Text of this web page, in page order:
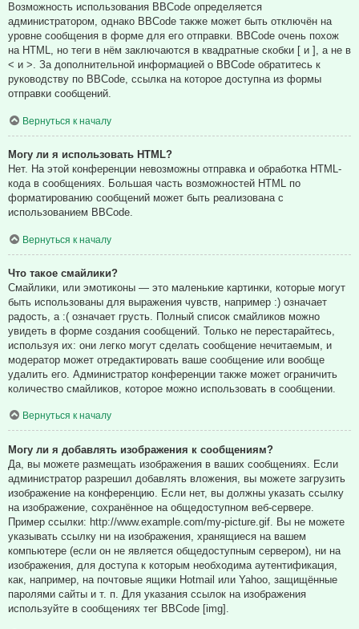
Возможность использования BBCode определяется
администратором, однако BBCode также может быть отключён на
уровне сообщения в форме для его отправки. BBCode очень похож
на HTML, но теги в нём заключаются в квадратные скобки [ и ], а не в
< и >. За дополнительной информацией о BBCode обратитесь к
руководству по BBCode, ссылка на которое доступна из формы
отправки сообщений.
Вернуться к началу
Могу ли я использовать HTML?
Нет. На этой конференции невозможны отправка и обработка HTML-
кода в сообщениях. Большая часть возможностей HTML по
форматированию сообщений может быть реализована с
использованием BBCode.
Вернуться к началу
Что такое смайлики?
Смайлики, или эмотиконы — это маленькие картинки, которые могут
быть использованы для выражения чувств, например :) означает
радость, а :( означает грусть. Полный список смайликов можно
увидеть в форме создания сообщений. Только не перестарайтесь,
используя их: они легко могут сделать сообщение нечитаемым, и
модератор может отредактировать ваше сообщение или вообще
удалить его. Администратор конференции также может ограничить
количество смайликов, которое можно использовать в сообщении.
Вернуться к началу
Могу ли я добавлять изображения к сообщениям?
Да, вы можете размещать изображения в ваших сообщениях. Если
администратор разрешил добавлять вложения, вы можете загрузить
изображение на конференцию. Если нет, вы должны указать ссылку
на изображение, сохранённое на общедоступном веб-сервере.
Пример ссылки: http://www.example.com/my-picture.gif. Вы не можете
указывать ссылку ни на изображения, хранящиеся на вашем
компьютере (если он не является общедоступным сервером), ни на
изображения, для доступа к которым необходима аутентификация,
как, например, на почтовые ящики Hotmail или Yahoo, защищённые
паролями сайты и т. п. Для указания ссылок на изображения
используйте в сообщениях тег BBCode [img].